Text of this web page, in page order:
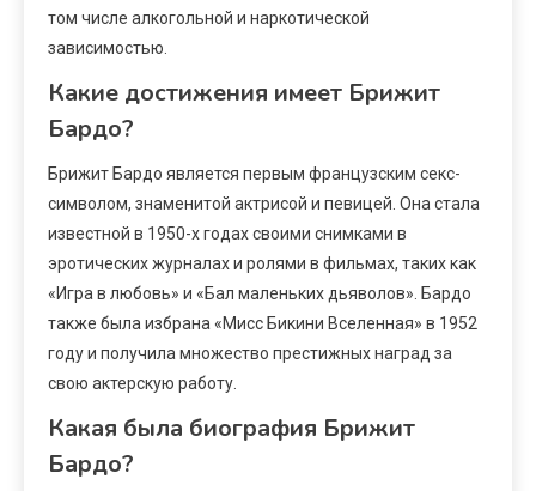
том числе алкогольной и наркотической
зависимостью.
Какие достижения имеет Брижит
Бардо?
Брижит Бардо является первым французским секс-
символом, знаменитой актрисой и певицей. Она стала
известной в 1950-х годах своими снимками в
эротических журналах и ролями в фильмах, таких как
«Игра в любовь» и «Бал маленьких дьяволов». Бардо
также была избрана «Мисс Бикини Вселенная» в 1952
году и получила множество престижных наград за
свою актерскую работу.
Какая была биография Брижит
Бардо?